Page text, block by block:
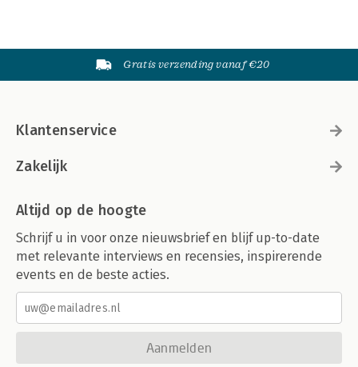
Gratis verzending vanaf €20
Klantenservice
Zakelijk
Altijd op de hoogte
Schrijf u in voor onze nieuwsbrief en blijf up-to-date
met relevante interviews en recensies, inspirerende
events en de beste acties.
Aanmelden